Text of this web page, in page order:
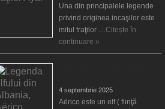
Una din principalele legende
privind originea incaşilor este
mitul fraţilor …Citește în
continuare »
4 septembrie 2025
Aërico este un elf ( fiinţă